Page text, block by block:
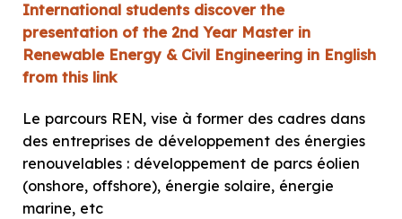
International students discover the
presentation of the 2nd Year Master in
Renewable Energy & Civil Engineering in English
from this link
Le parcours REN, vise à former des cadres dans
des entreprises de développement des énergies
renouvelables : développement de parcs éolien
(onshore, offshore), énergie solaire, énergie
marine, etc